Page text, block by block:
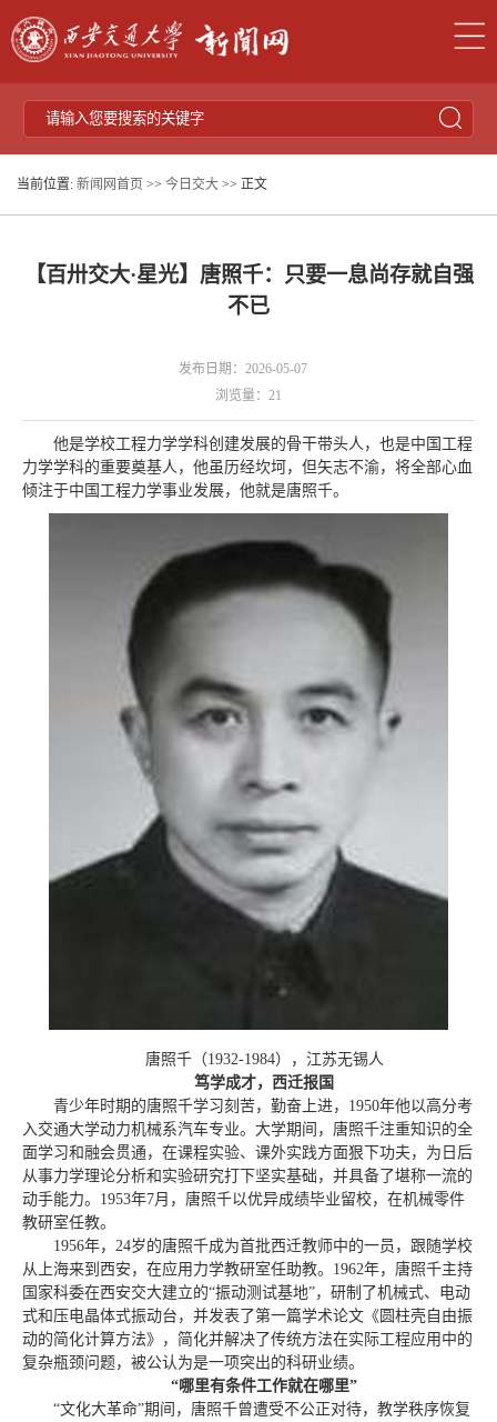
当前位置: 新闻网首页 >> 今日交大 >> 正文
【百卅交大·星光】唐照千：只要一息尚存就自强
不已
发布日期：2026-05-07
浏览量： 21
他是学校工程力学学科创建发展的骨干带头人，也是中国工程
力学学科的重要奠基人，他虽历经坎坷，但矢志不渝，将全部心血
倾注于中国工程力学事业发展，他就是唐照千。
唐照千（1932-1984），江苏无锡人
笃学成才，西迁报国
青少年时期的唐照千学习刻苦，勤奋上进，1950年他以高分考
入交通大学动力机械系汽车专业。大学期间，唐照千注重知识的全
面学习和融会贯通，在课程实验、课外实践方面狠下功夫，为日后
从事力学理论分析和实验研究打下坚实基础，并具备了堪称一流的
动手能力。1953年7月，唐照千以优异成绩毕业留校，在机械零件
教研室任教。
1956年，24岁的唐照千成为首批西迁教师中的一员，跟随学校
从上海来到西安，在应用力学教研室任助教。1962年，唐照千主持
国家科委在西安交大建立的“振动测试基地”，研制了机械式、电动
式和压电晶体式振动台，并发表了第一篇学术论文《圆柱壳自由振
动的简化计算方法》，简化并解决了传统方法在实际工程应用中的
复杂瓶颈问题，被公认为是一项突出的科研业绩。
“哪里有条件工作就在哪里”
“文化大革命”期间， 唐照千曾遭受不公正对待，教学秩序恢复